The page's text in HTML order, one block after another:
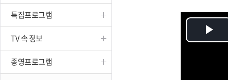
특집프로그램
TV 속 정보
종영프로그램